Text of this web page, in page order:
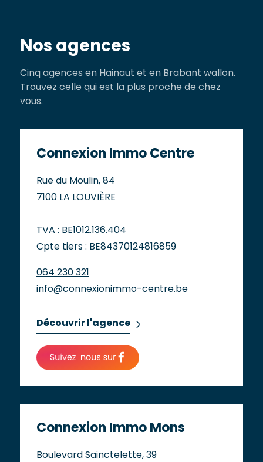
Nos agences
Cinq agences en Hainaut et en Brabant wallon.
Trouvez celle qui est la plus proche de chez
vous.
Connexion Immo Centre
Rue du Moulin, 84
7100 LA LOUVIÈRE
TVA : BE1012.136.404
Cpte tiers : BE84370124816859
064 230 321
info@connexionimmo-centre.be
Découvrir l'agence
Connexion Immo Mons
Boulevard Sainctelette, 39